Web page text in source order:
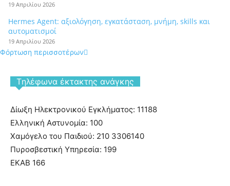
19 Απριλίου 2026
Hermes Agent: αξιολόγηση, εγκατάσταση, μνήμη, skills και
αυτοματισμοί
19 Απριλίου 2026
Φόρτωση περισσοτέρων
Tηλέφωνα έκτακτης ανάγκης
Δίωξη Ηλεκτρονικού Εγκλήματος: 11188
Ελληνική Αστυνομία: 100
Χαμόγελο του Παιδιού: 210 3306140
Πυροσβεστική Υπηρεσία: 199
ΕΚΑΒ 166